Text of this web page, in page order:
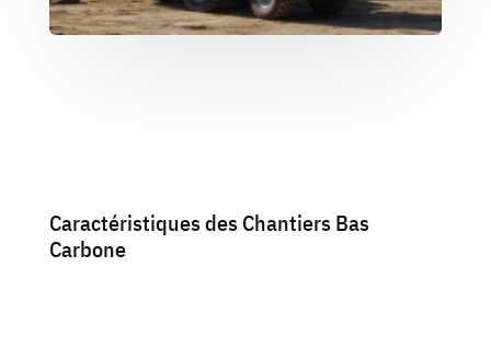
Caractéristiques des Chantiers Bas
Carbone